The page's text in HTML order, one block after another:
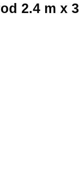
2.4 m x 3